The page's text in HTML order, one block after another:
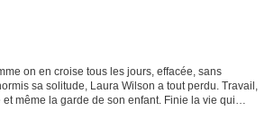
on en croise tous les jours, effacée, sans
sa solitude, Laura Wilson a tout perdu. Travail,
même la garde de son enfant. Finie la vie qui